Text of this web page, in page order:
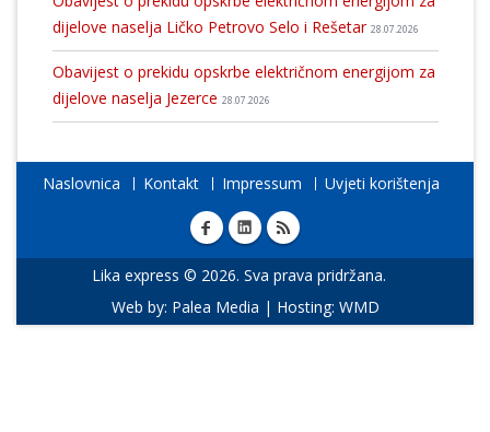
dijelove naselja Ličko Petrovo Selo i Rešetar 28.07.2026
Obavijest o prekidu opskrbe električnom energijom za
dijelove naselja Jezerce 28.07.2026
Naslovnica Kontakt Impressum Uvjeti korištenja
Lika express © 2026. Sva prava pridržana.
Web by: Palea Media | Hosting: WMD